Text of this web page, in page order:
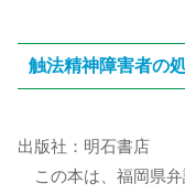
触法精神障害者の
出版社：明石書店
この本は、福岡県弁